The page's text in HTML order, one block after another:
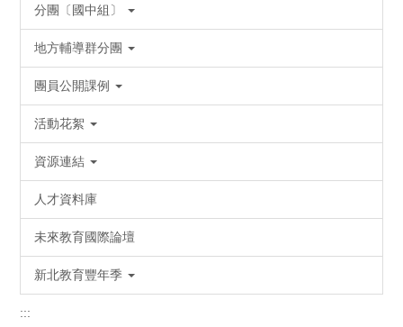
分團〔國中組〕
地方輔導群分團
團員公開課例
活動花絮
資源連結
人才資料庫
未來教育國際論壇
新北教育豐年季
:::